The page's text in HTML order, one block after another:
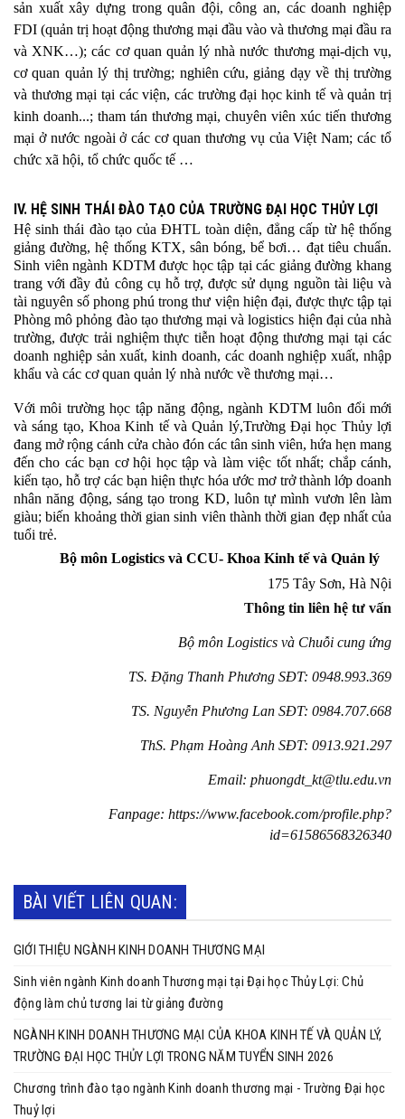
sản xuất xây dựng trong quân đội, công an, các doanh nghiệp
FDI (quản trị hoạt động thương mại đầu vào và thương mại đầu ra
và XNK…); các cơ quan quản lý nhà nước thương mại-dịch vụ,
cơ quan quản lý thị trường; nghiên cứu, giảng dạy về thị trường
và thương mại tại các viện, các trường đại học kinh tế và quản trị
kinh doanh...; tham tán thương mại, chuyên viên xúc tiến thương
mại ở nước ngoàiở các cơ quan thương vụ của Việt Nam; các tổ
chức xã hội, tổ chức quốc tế …
IV. HỆ SINH THÁI ĐÀO TẠO CỦA TRƯỜNG ĐẠI HỌC THỦY LỢI
Hệ sinh thái đào tạo của ĐHTL toàn diện, đẳng cấp từ hệ thống
giảng đường, hệ thống KTX, sân bóng, bể bơi… đạt tiêu chuẩn.
Sinh viên ngành KDTM được học tập tại các giảng đường khang
trang với đầy đủ công cụ hỗ trợ, được sử dụng nguồn tài liệu và
tài nguyên số phong phú trong thư viện hiện đại, được thực tập tại
Phòng mô phỏng đào tạo thương mại và logistics hiện đại của nhà
trường, được trải nghiệm thực tiễn hoạt động thương mại tại các
doanh nghiệp sản xuất, kinh doanh, các doanh nghiệp xuất, nhập
khẩu và các cơ quan quản lý nhà nước về thương mại…
Với môi trường học tập năng động, ngành KDTM luôn đổi mới
và sáng tạo, Khoa Kinh tế và Quản lý,Trường Đại học Thủy lợi
đang mở rộng cánh cửa chào đón các tân sinh viên, hứa hẹn mang
đến cho các bạn cơ hội học tập và làm việc tốt nhất; chắp cánh,
kiến tạo, hỗ trợ các bạn hiện thực hóa ước mơ trở thành lớpdoanh
nhân năng động, sáng tạo trong KD, luôn tự mình vươn lên làm
giàu; biến khoảng thời gian sinh viên thành thời gian đẹp nhất của
tuổi trẻ.
Bộ môn Logistics và CCU- Khoa Kinh tế và Quản lý
175 Tây Sơn, Hà Nội
Thông tin liên hệ tư vấn
Bộ môn Logistics và Chuỗi cung ứng
TS. Đặng Thanh Phương SĐT: 0948.993.369
TS. Nguyễn Phương Lan SĐT: 0984.707.668
ThS. Phạm Hoàng Anh SĐT: 0913.921.297
Email: phuongdt_kt@tlu.edu.vn
Fanpage: https://www.facebook.com/profile.php?
id=61586568326340
BÀI VIẾT LIÊN QUAN:
GIỚI THIỆU NGÀNH KINH DOANH THƯƠNG MẠI
Sinh viên ngành Kinh doanh Thương mại tại Đại học Thủy Lợi: Chủ
động làm chủ tương lai từ giảng đường
NGÀNH KINH DOANH THƯƠNG MẠI CỦA KHOA KINH TẾ VÀ QUẢN LÝ,
TRƯỜNG ĐẠI HỌC THỦY LỢI TRONG NĂM TUYỂN SINH 2026
Chương trình đào tạo ngành Kinh doanh thương mại - Trường Đại học
Thuỷ lợi